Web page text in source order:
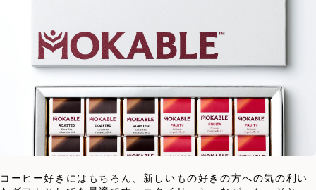
コーヒー好きにはもちろん、新しいもの好きの方への気の利い